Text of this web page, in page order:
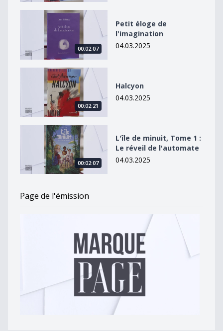
Petit éloge de l&#039;imagination
00:02:07
Petit éloge de
l'imagination
04.03.2025
Halcyon
00:02:21
Halcyon
04.03.2025
L&#039;île de minuit, Tome 1 : Le réveil de
00:02:07
L'île de minuit, Tome 1 :
Le réveil de l'automate
04.03.2025
Page de l'émission